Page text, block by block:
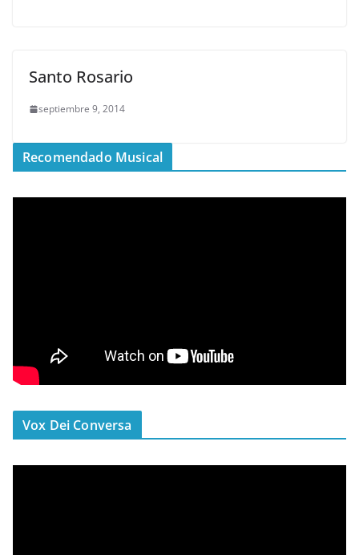
Santo Rosario
septiembre 9, 2014
Recomendado Musical
Vox Dei Conversa